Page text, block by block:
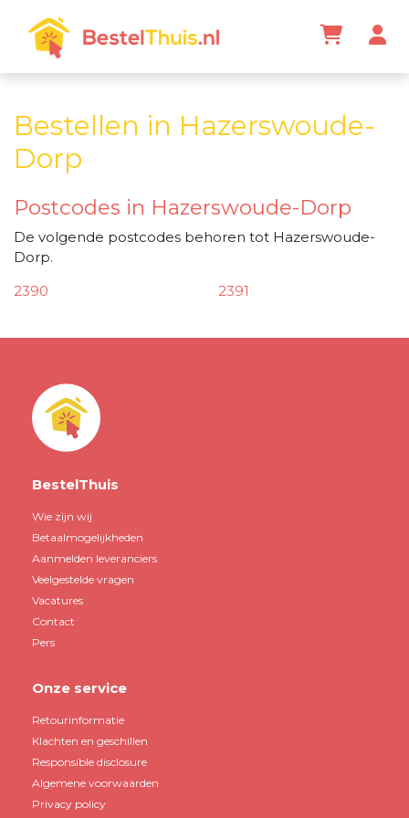
Bestellen in Hazerswoude-
Dorp
Postcodes in Hazerswoude-Dorp
De volgende postcodes behoren tot Hazerswoude-
Dorp.
2390
2391
BestelThuis
Wie zijn wij
Betaalmogelijkheden
Aanmelden leveranciers
Veelgestelde vragen
Vacatures
Contact
Pers
Onze service
Retourinformatie
Klachten en geschillen
Responsible disclosure
Algemene voorwaarden
Privacy policy